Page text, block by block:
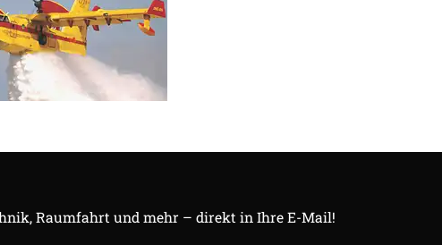
Raumfahrt und mehr – direkt in Ihre E-Mail!